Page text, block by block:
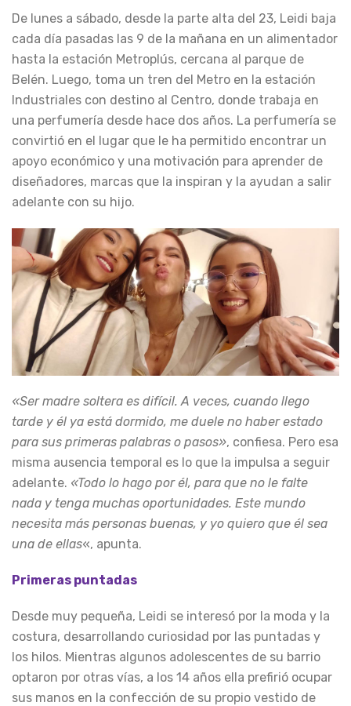
De lunes a sábado, desde la parte alta del 23, Leidi baja
cada día pasadas las 9 de la mañana en un alimentador
hasta la estación Metroplús, cercana al parque de
Belén. Luego, toma un tren del Metro en la estación
Industriales con destino al Centro, donde trabaja en
una perfumería desde hace dos años. La perfumería se
convirtió en el lugar que le ha permitido encontrar un
apoyo económico y una motivación para aprender de
diseñadores, marcas que la inspiran y la ayudan a salir
adelante con su hijo.
«Ser madre soltera es difícil. A veces, cuando llego
tarde y él ya está dormido, me duele no haber estado
para sus primeras palabras o pasos», confiesa. Pero esa
misma ausencia temporal es lo que la impulsa a seguir
adelante. «Todo lo hago por él, para que no le falte
nada y tenga muchas oportunidades. Este mundo
necesita más personas buenas, y yo quiero que él sea
una de ellas«, apunta.
Primeras puntadas
Desde muy pequeña, Leidi se interesó por la moda y la
costura, desarrollando curiosidad por las puntadas y
los hilos. Mientras algunos adolescentes de su barrio
optaron por otras vías, a los 14 años ella prefirió ocupar
sus manos en la confección de su propio vestido de